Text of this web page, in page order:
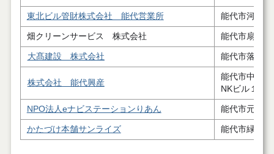
東北ビル管財株式会社 能代営業所 能代市河戸
畑クリーンサービス 株式会社 能代市扇田
大髙建設 株式会社 能代市落合
株式会社 能代興産
能代市中和
NKビル１階
NPO法人eナビステーションりあん 能代市元町８
かたづけ本舗サンライズ 能代市緑町2